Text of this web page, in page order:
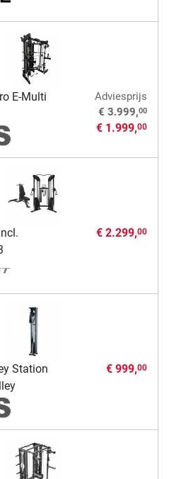
E-Multi
Adviesprijs
€ 3.999,00
€ 1.999,00
€ 2.299,00
Station
€ 999,00